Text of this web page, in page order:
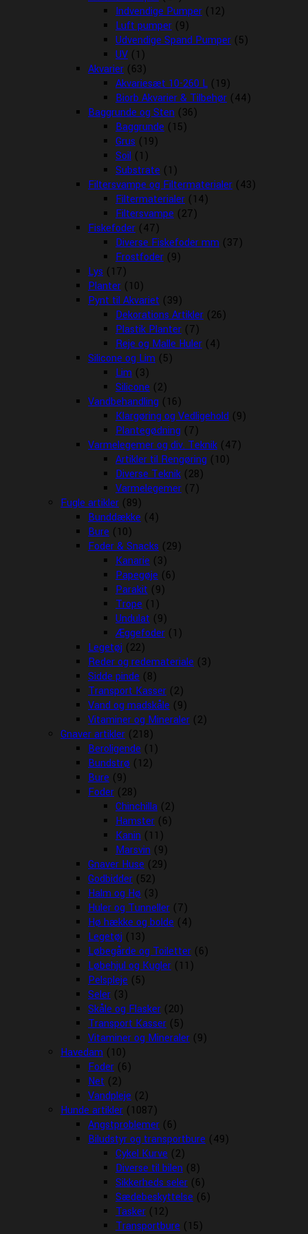
Indvendige Pumper (12)
Luft pumper (9)
Udvendige Spand Pumper (5)
UV (1)
Akvarier (63)
Akvariesæt 10-260 L (19)
Biorb Akvarier & Tilbehør (44)
Baggrunde og Sten (36)
Baggrunde (15)
Grus (19)
Soil (1)
Substrate (1)
Filtersvampe og Filtermaterialer (43)
Filtermaterialer (14)
Filtersvampe (27)
Fiskefoder (47)
Diverse Fiskefoder mm (37)
Frostfoder (9)
Lys (17)
Planter (10)
Pynt til Akvariet (39)
Dekorations Artikler (26)
Plastik Planter (7)
Reje og Malle Huler (4)
Silicone og Lim (5)
Lim (3)
Silicone (2)
Vandbehandling (16)
Klargøring og Vedligehold (9)
Plantegødning (7)
Varmelegemer og div. Teknik (47)
Artikler til Rengøring (10)
Diverse Teknik (28)
Varmelegemer (7)
Fugle artikler (89)
Bunddække (4)
Bure (10)
Foder & Snacks (29)
Kanarie (3)
Papegøje (6)
Parakit (9)
Trope (1)
Undulat (9)
Æggefoder (1)
Legetøj (22)
Reder og redemateriale (3)
Sidde pinde (8)
Transport Kasser (2)
Vand og madskåle (9)
Vitaminer og Mineraler (2)
Gnaver artikler (218)
Beroligende (1)
Bundstrø (12)
Bure (9)
Foder (28)
Chinchilla (2)
Hamster (6)
Kanin (11)
Marsvin (9)
Gnaver Huse (29)
Godbidder (52)
Halm og Hø (3)
Huler og Tunneller (7)
Hø hække og bolde (4)
Legetøj (13)
Løbegårde og Toiletter (6)
Løbehjul og Kugler (11)
Pelspleje (5)
Seler (3)
Skåle og Flasker (20)
Transport Kasser (5)
Vitaminer og Mineraler (9)
Havedam (10)
Foder (6)
Net (2)
Vandpleje (2)
Hunde artikler (1087)
Angstproblemer (6)
Biludstyr og transportbure (49)
Cykel Kurve (2)
Diverse til bilen (8)
Sikkerheds seler (6)
Sædebeskyttelse (6)
Tasker (12)
Transportbure (15)